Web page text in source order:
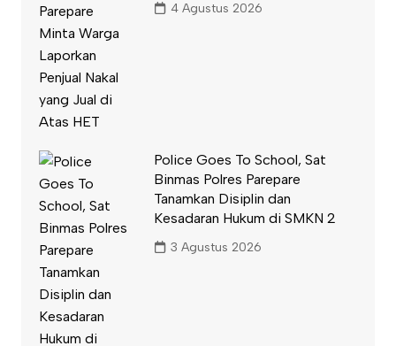
4 Agustus 2026
Police Goes To School, Sat
Binmas Polres Parepare
Tanamkan Disiplin dan
Kesadaran Hukum di SMKN 2
3 Agustus 2026